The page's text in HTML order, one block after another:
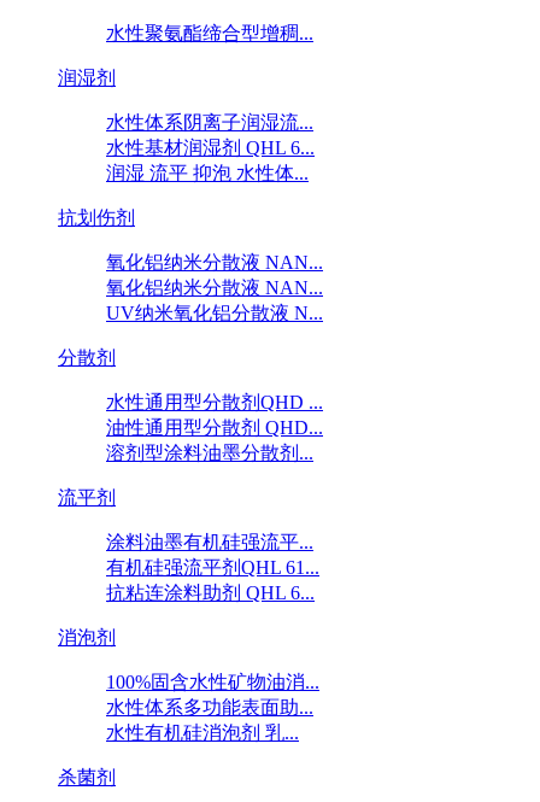
水性聚氨酯缔合型增稠...
润湿剂
水性体系阴离子润湿流...
水性基材润湿剂 QHL 6...
润湿 流平 抑泡 水性体...
抗划伤剂
氧化铝纳米分散液 NAN...
氧化铝纳米分散液 NAN...
UV纳米氧化铝分散液 N...
分散剂
水性通用型分散剂QHD ...
油性通用型分散剂 QHD...
溶剂型涂料油墨分散剂...
流平剂
涂料油墨有机硅强流平...
有机硅强流平剂QHL 61...
抗粘连涂料助剂 QHL 6...
消泡剂
100%固含水性矿物油消...
水性体系多功能表面助...
水性有机硅消泡剂 乳...
杀菌剂